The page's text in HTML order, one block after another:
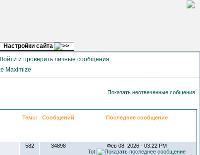
Настройки сайта
Войти и проверить личные сообщения
Maximize
Показать неотвеченные собщения
Темы Сообщений Последнее сообщение
582 34898
Фев 08, 2026 - 03:22 PM
Tot